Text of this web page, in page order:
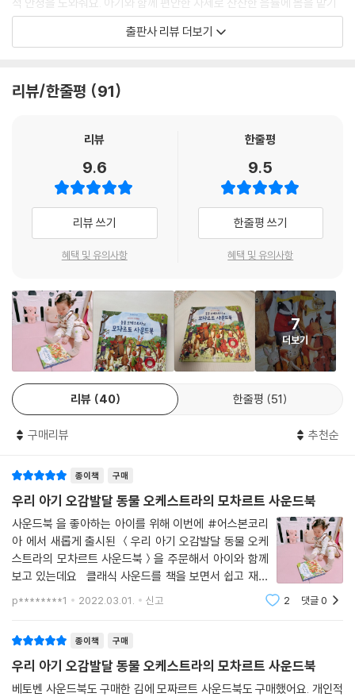
고 감상해 보세요.
○ 종이에 구멍을 뚫어 만든 오돌토돌한 질감을 느끼고, 구멍 속에 손가락
○ 다양한 장면 속 알록달록한 그림이 시각을 발달시켜 줄 거예요.
출판사 리뷰 더보기
리뷰/한줄평 91
리뷰
9.6
리뷰 쓰기
혜택 및 유의사항
한줄평
9.5
한줄평 쓰기
혜택 및 유의사항
7
더보기
리뷰 40 한줄평 51
구매리뷰 추천순
종이책 구매
우리 아기 오감발달 동물 오케스트라의 모차르트 사운드북
사운드북 을 좋아하는 아이를 위해 이번에 #어스본코리
아 에서 새롭게 출시된 ＜우리 아기 오감발달 동물 오케
스트라의 모차르트 사운드북＞을 주문해서 아이와 함께
보고 있는데요 클래식 사운드를 책을 보면서 쉽고 재미
모차르트 의 다섯가지 곡을 만날 수 있는 클래식 사운드북
p********1 2022.03.01. 신고 2 댓글0
종이책 구매
우리 아기 오감발달 동물 오케스트라의 모차르트 사운드북
베토벤 사운드북도 구매한 김에 모짜르트 사운드북도 구매했어요. 개인적